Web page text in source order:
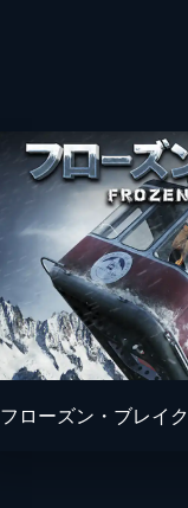
フローズン・ブレイク